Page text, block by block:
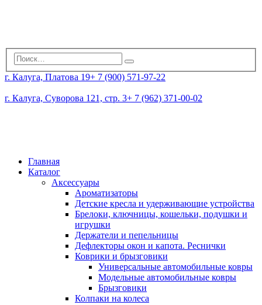
г. Калуга, Платова 19+ 7 (900) 571-97-22
г. Калуга, Суворова 121, стр. 3+ 7 (962) 371-00-02
Главная
Каталог
Аксессуары
Ароматизаторы
Детские кресла и удерживающие устройства
Брелоки, ключницы, кошельки, подушки и
игрушки
Держатели и пепельницы
Дефлекторы окон и капота. Реснички
Коврики и брызговики
Универсальные автомобильные ковры
Модельные автомобильные ковры
Брызговики
Колпаки на колеса